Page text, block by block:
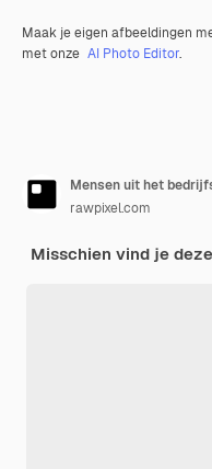
Maak je eigen afbeeldingen
met onze AI Photo Editor.
Mensen uit het
rawpixel.com
Misschien vind je